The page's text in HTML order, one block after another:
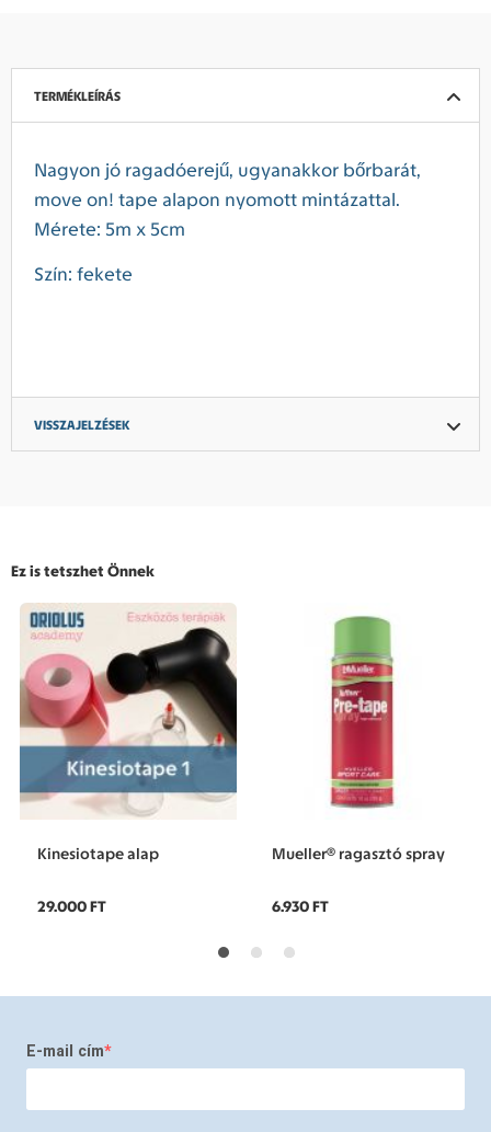
TERMÉKLEÍRÁS
Nagyon jó ragadóerejű, ugyanakkor bőrbarát,
move on! tape alapon nyomott mintázattal.
Mérete: 5m x 5cm
Szín: fekete
VISSZAJELZÉSEK
Ez is tetszhet Önnek
Kinesiotape alap
29.000 FT
Mueller® ragasztó spray
6.930 FT
E-mail cím